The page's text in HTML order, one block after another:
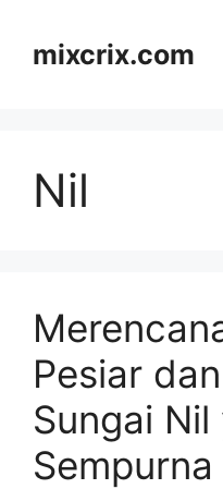
contentmixcrix.com
Nil
Pesiar
Sungai Nil
Sempurna